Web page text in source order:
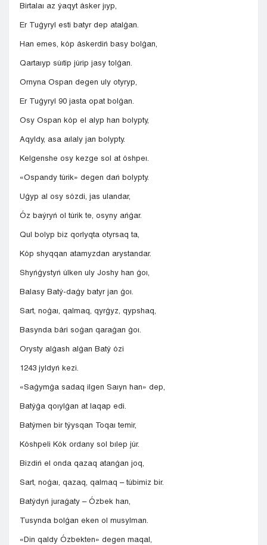
Birtalaı az ýaqyt ásker jıyp,
Er Tuǵyryl esti batyr dep atalǵan.
Han emes, kóp áskerdiń basy bolǵan,
Qartaıyp súıtip júrip jasy tolǵan.
Ornyna Ospan degen uly otyryp,
Er Tuǵyryl 90 jasta opat bolǵan.
Osy Ospan kóp el alyp han bolypty,
Aqyldy, asa aılaly jan bolypty.
Kelgenshe osy kezge sol at óshpeı.
«Ospandy túrik» degen dań bolypty.
Uǵyp al osy sózdi, jas ulandar,
Óz baýryń ol túrik te, osyny ańǵar.
Qul bolyp biz qorlyqta otyrsaq ta,
Kóp shyqqan atamyzdan arystandar.
Shyńǵystyń úlken uly Joshy han ǵoı,
Balasy Batý-daǵy batyr jan ǵoı.
Sart, noǵaı, qalmaq, qyrǵyz, qypshaq,
Basynda bári soǵan qaraǵan ǵoı.
Orysty alǵash alǵan Batý ózi
1243 jyldyń kezi.
«Saǵymǵa sadaq ilgen Saıyn han» dep,
Batýǵa qoıylǵan at laqap edi.
Batýmen bir týysqan Toqaı temir,
Kóshpeli Kók ordany sol bılep júr.
Bizdiń el onda qazaq atanǵan joq,
Sart, noǵaı, qazaq, qalmaq – túbimiz bir.
Batýdyń juraǵaty – Ózbek han,
Tusynda bolǵan eken ol musylman.
«Din qaldy Ózbekten» degen maqal,